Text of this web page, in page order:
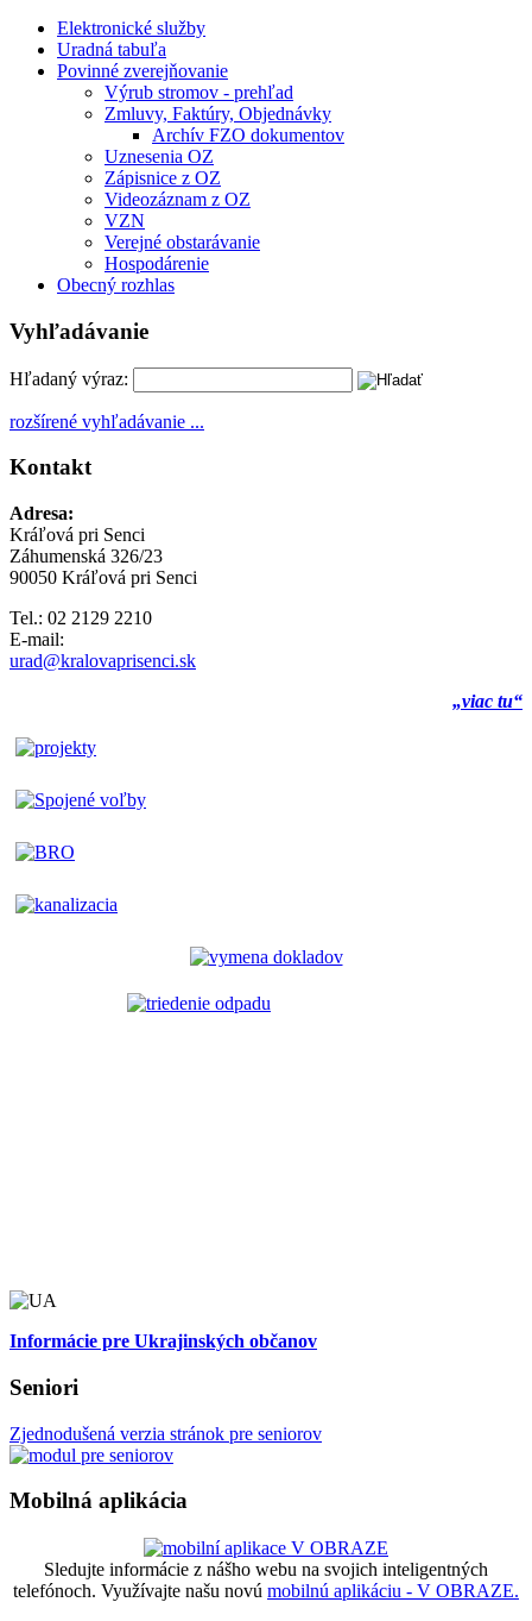
Elektronické služby
Uradná tabuľa
Povinné zverejňovanie
Výrub stromov - prehľad
Zmluvy, Faktúry, Objednávky
Archív FZO dokumentov
Uznesenia OZ
Zápisnice z OZ
Videozáznam z OZ
VZN
Verejné obstarávanie
Hospodárenie
Obecný rozhlas
Vyhľadávanie
Hľadaný výraz:
rozšírené vyhľadávanie ...
Kontakt
Adresa:
Kráľová pri Senci
Záhumenská 326/23
90050 Kráľová pri Senci
Tel.: 02 2129 2210
E-mail:
urad@kralovaprisenci.sk
„viac tu“
Informácie pre Ukrajinských občanov
Seniori
Zjednodušená verzia stránok pre seniorov
Mobilná aplikácia
Sledujte informácie z nášho webu na svojich inteligentných
telefónoch. Využívajte našu novú mobilnú aplikáciu - V OBRAZE.